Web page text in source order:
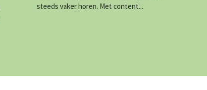
steeds vaker horen. Met content...